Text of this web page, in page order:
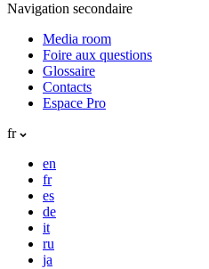
Navigation secondaire
Media room
Foire aux questions
Glossaire
Contacts
Espace Pro
fr
en
fr
es
de
it
ru
ja